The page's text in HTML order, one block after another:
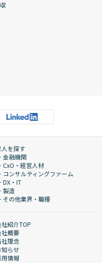
人を探す
金融機関
CxO・経営人材
コンサルティングファーム
DX・IT
製造
その他業界・職種
社紹介TOP
社概要
社理念
知らせ
用情報